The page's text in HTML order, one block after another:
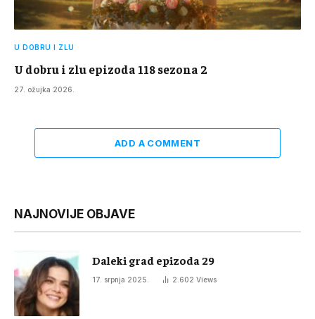
U DOBRU I ZLU
U dobru i zlu epizoda 118 sezona 2
27. ožujka 2026.
ADD A COMMENT
NAJNOVIJE OBJAVE
Daleki grad epizoda 29
17. srpnja 2025. 2.602 Views